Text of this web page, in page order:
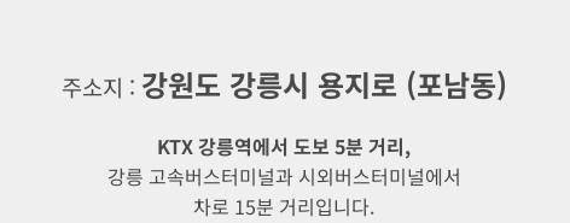
주소지 : 강원도 강릉시 용지로 (포남동)
KTX 강릉역에서 도보 5분 거리,
강릉 고속버스터미널과 시외버스터미널에서
차로 15분 거리입니다.